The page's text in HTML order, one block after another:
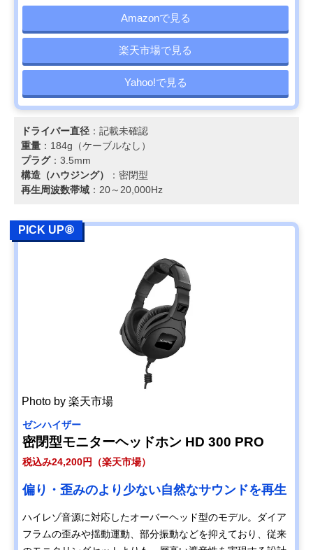
Amazonで見る
楽天市場で見る
Yahoo!で見る
ドライバー直径 ：記載未確認
重量 ：184g（ケーブルなし）
プラグ：3.5mm
構造（ハウジング）
：密閉型
再生周波数帯域 ：20～20,000Hz
PICK UP⑧
Photo by 楽天市場
ゼンハイザー
密閉型モニターヘッドホン HD 300 PRO
税込み24,200円（楽天市場）
偏り・歪みのより少ない自然なサウンドを再生
ハイレゾ音源に対応したオーバーヘッド型のモデル。ダイア
フラムの歪みや揺動運動、部分振動などを抑えており、従来